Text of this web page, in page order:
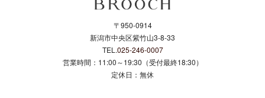
〒950-0914
新潟市中央区紫竹山3-8-33
TEL.025-246-0007
営業時間：11:00～19:30（受付最終18:30）
定休日：無休